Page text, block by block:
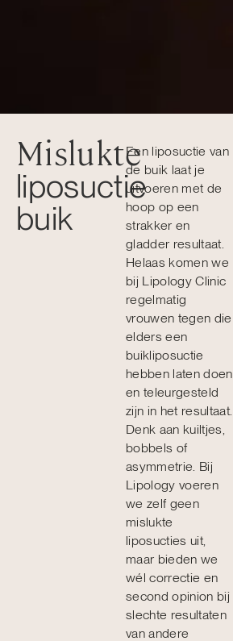
Mislukte
liposuctie
buik
Een liposuctie van
de buik laat je
uitvoeren met de
hoop op een
strakker en
gladder resultaat.
Helaas komen we
bij Lipology Clinic
regelmatig
vrouwen tegen die
elders een
buikliposuctie
hebben laten doen
en teleurgesteld
zijn in het resultaat.
Denk aan kuiltjes,
bobbels of
asymmetrie. Bij
Lipology voeren
we zelf geen
mislukte
liposucties uit,
maar bieden we
wél correctie en
second opinion bij
slechte resultaten
van andere